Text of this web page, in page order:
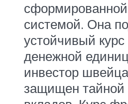
сформированной
системой. Она
устойчивый
денежной
инвестор
защищен тайной